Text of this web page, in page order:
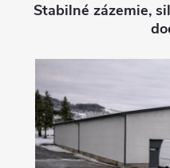
Stabilné zázemie,